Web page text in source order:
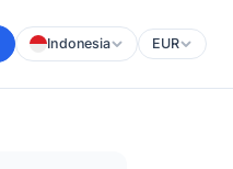
Indonesia EUR